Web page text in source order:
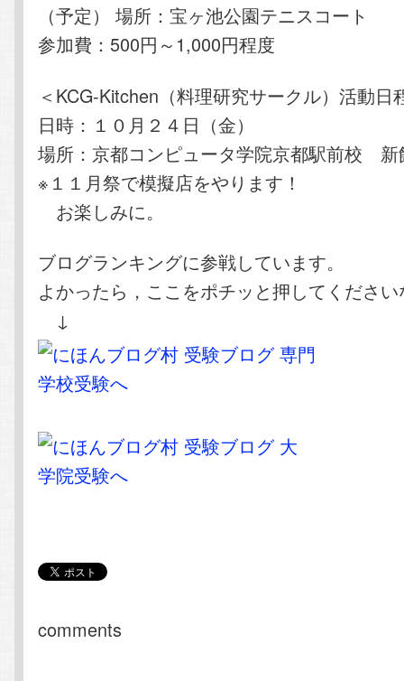
（予定） 場所：宝ヶ池公園テニスコート
参加費：500円～1,000円程度
＜KCG-Kitchen（料理研究サークル）活動日
日時：１０月２４日（金）
場所：京都コンピュータ学院京都駅前校 新
※１１月祭で模擬店をやります！
お楽しみに。
ブログランキングに参戦しています。
よかったら，ここをポチッと押してくださ
↓
comments